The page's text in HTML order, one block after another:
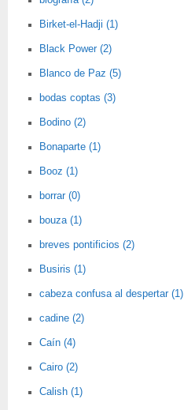
Birket-el-Hadji (1)
Black Power (2)
Blanco de Paz (5)
bodas coptas (3)
Bodino (2)
Bonaparte (1)
Booz (1)
borrar (0)
bouza (1)
breves pontificios (2)
Busiris (1)
cabeza confusa al despertar (1)
cadine (2)
Caín (4)
Cairo (2)
Calish (1)